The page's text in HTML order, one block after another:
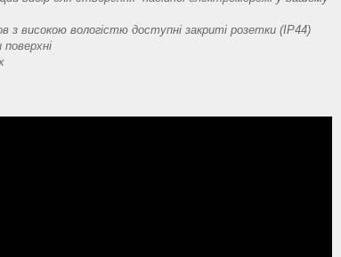
з високою вологістю доступні закриті розетки (IP44)